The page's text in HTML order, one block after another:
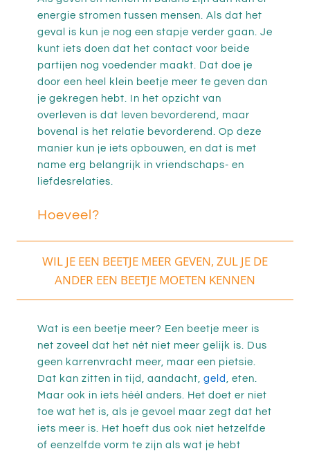
energie stromen tussen mensen. Als dat het
geval is kun je nog een stapje verder gaan. Je
kunt iets doen dat het contact voor beide
partijen nog voedender maakt. Dat doe je
door een heel klein beetje meer te geven dan
je gekregen hebt. In het opzicht van
overleven is dat leven bevorderend, maar
bovenal is het relatie bevorderend. Op deze
manier kun je iets opbouwen, en dat is met
name erg belangrijk in vriendschaps- en
liefdesrelaties.
Hoeveel?
WIL JE EEN BEETJE MEER GEVEN, ZUL JE DE
ANDER EEN BEETJE MOETEN KENNEN
Wat is een beetje meer? Een beetje meer is
net zoveel dat het nèt niet meer gelijk is. Dus
geen karrenvracht meer, maar een pietsie.
Dat kan zitten in tijd, aandacht, geld
, eten.
Maar ook in iets héél anders. Het doet er niet
toe wat het is, als je gevoel maar zegt dat het
iets meer is. Het hoeft dus ook niet hetzelfde
of eenzelfde vorm te zijn als wat je hebt